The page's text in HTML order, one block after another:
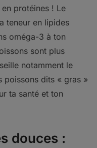
protéines ! Le
teneur en lipides
oméga-3 à ton
sont plus
notamment le
poissons dits « gras »
ta santé et ton
douces :